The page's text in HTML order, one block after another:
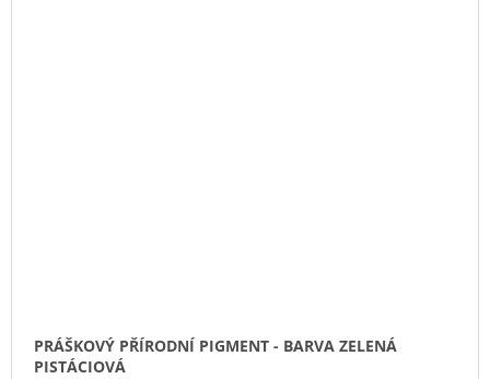
PRÁŠKOVÝ PŘÍRODNÍ PIGMENT - BARVA ZELENÁ
PISTÁCIOVÁ